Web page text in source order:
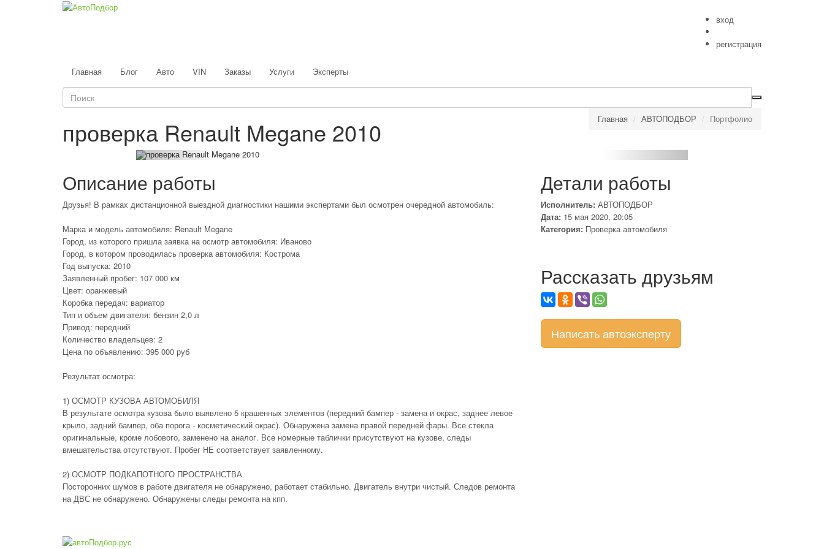
вход
регистрация
Главная Блог Авто VIN Заказы Услуги Эксперты
проверка Renault Megane 2010 Главная АВТОПОДБОР Портфолио
Описание работы
Друзья! В рамках дистанционной выездной диагностики нашими экспертами был осмотрен очередной автомобиль:
Марка и модель автомобиля: Renault Megane
Город, из которого пришла заявка на осмотр автомобиля: Иваново
Город, в котором проводилась проверка автомобиля: Кострома
Год выпуска: 2010
Заявленный пробег: 107 000 км
Цвет: оранжевый
Коробка передач: вариатор
Тип и объем двигателя: бензин 2,0 л
Привод: передний
Количество владельцев: 2
Цена по объявлению: 395 000 руб
Результат осмотра:
1) ОСМОТР КУЗОВА АВТОМОБИЛЯ
В результате осмотра кузова было выявлено 5 крашенных элементов (передний бампер - замена и окрас, заднее левое
крыло, задний бампер, оба порога - косметический окрас). Обнаружена замена правой передней фары. Все стекла
оригинальные, кроме лобового, заменено на аналог. Все номерные таблички присутствуют на кузове, следы
вмешательства отсутствуют. Пробег НЕ соответствует заявленному.
2) ОСМОТР ПОДКАПОТНОГО ПРОСТРАНСТВА
Посторонних шумов в работе двигателя не обнаружено, работает стабильно. Двигатель внутри чистый. Следов ремонта
на ДВС не обнаружено. Обнаружены следы ремонта на кпп.
Детали работы
Исполнитель: АВТОПОДБОР
Дата: 15 мая 2020, 20:05
Категория: Проверка автомобиля
Рассказать друзьям
Написать автоэксперту